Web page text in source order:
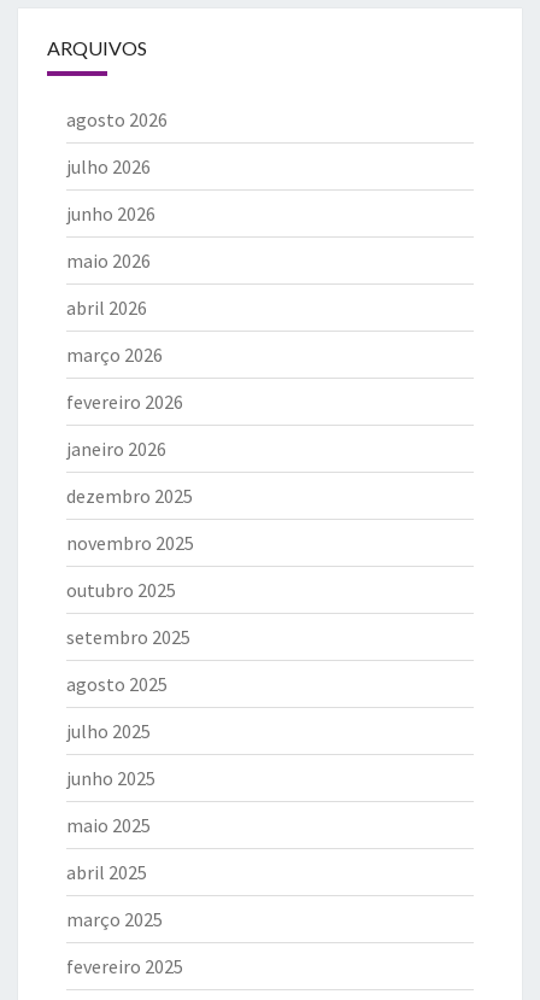
ARQUIVOS
agosto 2026
julho 2026
junho 2026
maio 2026
abril 2026
março 2026
fevereiro 2026
janeiro 2026
dezembro 2025
novembro 2025
outubro 2025
setembro 2025
agosto 2025
julho 2025
junho 2025
maio 2025
abril 2025
março 2025
fevereiro 2025